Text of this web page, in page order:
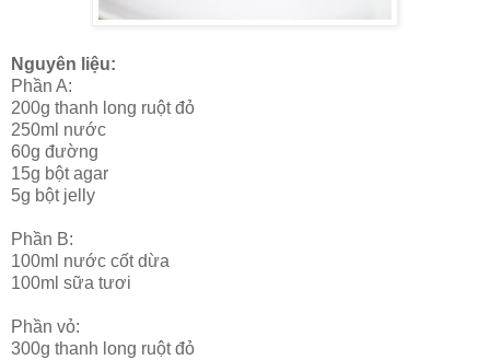
Nguyên liệu:
Phần A:
200g thanh long ruột đỏ
250ml nước
60g đường
15g bột agar
5g bột jelly
Phần B:
100ml nước cốt dừa
100ml sữa tươi
Phần vỏ:
300g thanh long ruột đỏ